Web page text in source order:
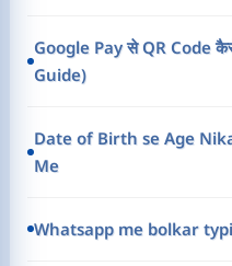
Google Pay से QR Code
Guide)
Date of Birth se Age
Me
Whatsapp me bolkar